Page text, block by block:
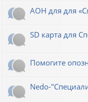
АОН для для
SD карта для
Помогите
Nedo-